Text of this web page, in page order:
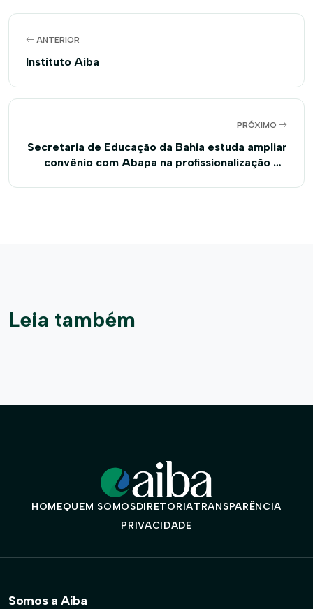
ANTERIOR
Instituto Aiba
PRÓXIMO
Secretaria de Educação da Bahia estuda ampliar
convênio com Abapa na profissionalização de
Leia também
HOMEQUEM SOMOSDIRETORIATRANSPARÊNCIA
PRIVACIDADE
Somos a Aiba